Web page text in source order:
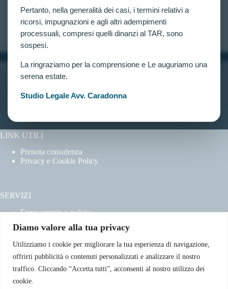
Diamo valore alla tua privacy
Utilizziamo i cookie per migliorare la tua esperienza di navigazione,
offrirti pubblicità o contenuti personalizzati e analizzare il nostro
traffico. Cliccando “Accetta tutti”, acconsenti al nostro utilizzo dei
cookie.
Pertanto, nella generalità dei casi, i termini relativi a
ricorsi, impugnazioni e agli altri adempimenti
processuali, compresi quelli dinanzi al TAR, sono
sospesi.
La ringraziamo per la comprensione e Le auguriamo una
serena estate.
Studio Legale Avv. Caradonna
verificazione medica ai sensi…
CLAUDIA CARADONNA MARZO 8, 2026
INFORMAZIONI
Chi siamo
Contatti
LINK UTILI
Prenota consulenza
Privacy e Cookie Policy
SERVIZI
Forze armate e polizia
Concorsi pubblici
Pubblico impiego
Contratti con la pubblica amministrazione
Vittime del dovere ed equiparati